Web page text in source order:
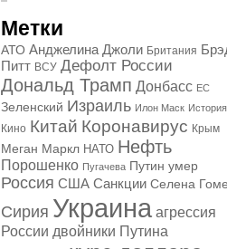
Метки
АТО Анджелина Джоли Британия
Питт ВСУ Дефолт России
Дональд Трамп Донбасс ЕС
Зеленский Израиль Илон Маск История
Кино Китай Коронавирус Крым
Меган Маркл НАТО Нефть
Порошенко Пугачева Путин умер
Россия США Санкции Селена
Сирия Украина агрессия
России двойники Путина